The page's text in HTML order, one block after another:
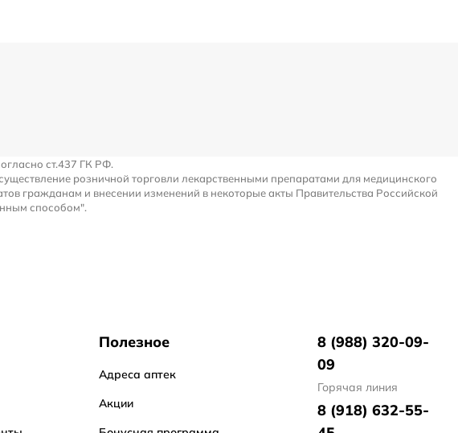
ст.437 ГК РФ.
розничной торговли лекарственными препаратами для медицинского
гражданам и внесении изменений в некоторые акты Правительства Российской
способом".
Полезное
Адреса аптек
Акции
8 (988) 320-09-
09
Горячая линия
8 (918) 632-55-